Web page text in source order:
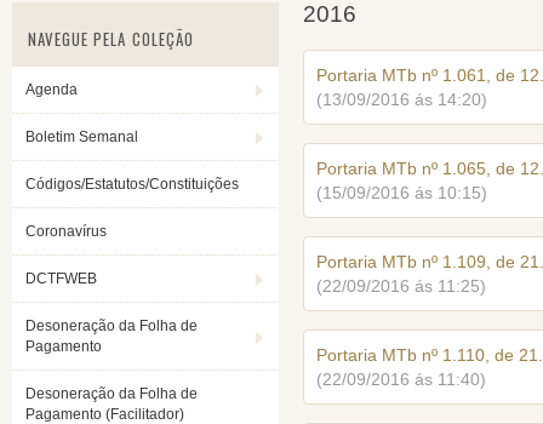
NAVEGUE PELA COLEÇÃO
Agenda
Boletim Semanal
Códigos/Estatutos/Constituições
Coronavírus
DCTFWEB
Desoneração da Folha de
Pagamento
Desoneração da Folha de
Pagamento (Facilitador)
2016
Portaria MTb nº 1.061, de
(13/09/2016 ás 14:20)
Portaria MTb nº 1.065, de
(15/09/2016 ás 10:15)
Portaria MTb nº 1.109, de
(22/09/2016 ás 11:25)
Portaria MTb nº 1.110, de
(22/09/2016 ás 11:40)